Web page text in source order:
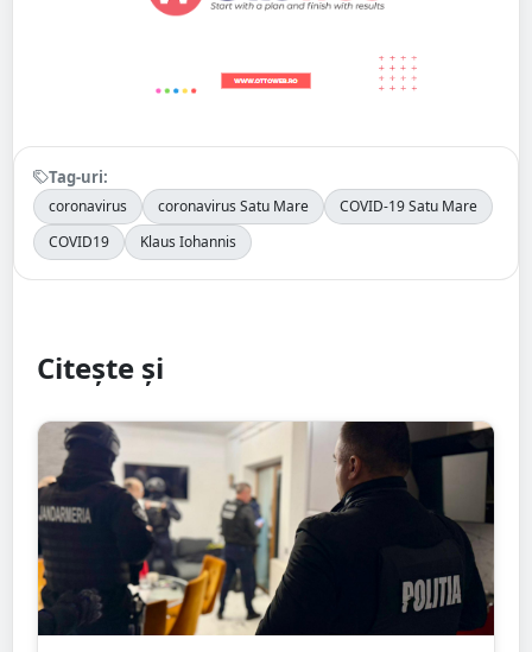
Tag-uri:
coronavirus coronavirus Satu Mare
COVID-19 Satu Mare
COVID19
Klaus Iohannis
Citește și